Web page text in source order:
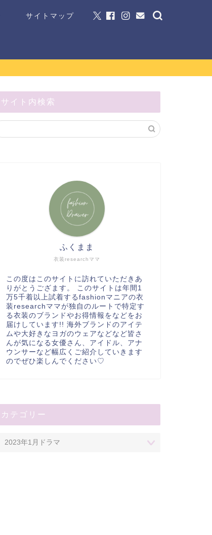
サイトマップ
サイト内検索
衣装researchママ
ふくまま
この度はこのサイトに訪れていただきあ
りがとうござます。 このサイトは年間1
万5千着以上試着するfashionマニアの衣
装researchママが独自のルートで特定す
る衣装のブランドやお得情報をなどをお
届けしています!! 海外ブランドのアイテ
ムや大好きなヨガのウェアなどなど皆さ
んが気になる女優さん、アイドル、アナ
ウンサーなど幅広くご紹介していきます
のでぜひ楽しんでください♡
カテゴリー